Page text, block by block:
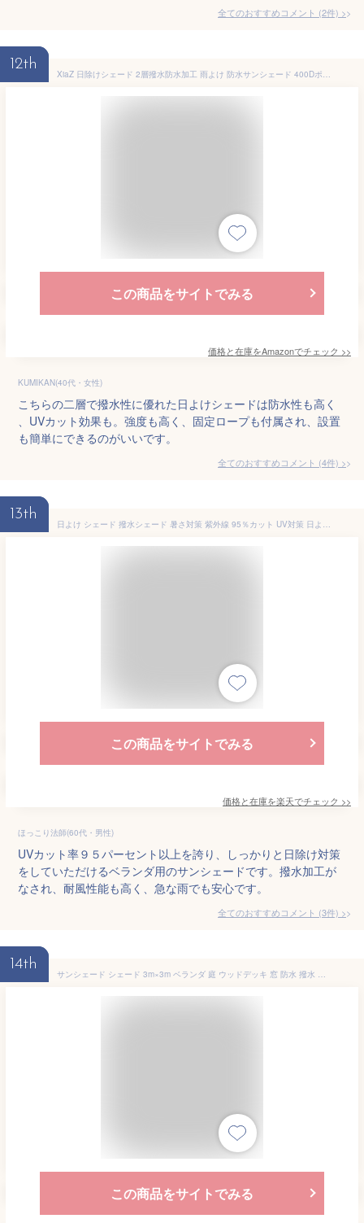
全てのおすすめコメント (2件) >
12th
XiaZ 日除けシェード 2層撥水防水加工 雨よけ 防水サンシェード 400Dポリエステル 強度UP PU塗装 接合部水漏れ防止 紫外線UVカット ベランダサンシェード オーニング 庭用タープ 撥水 シェード 屋外・庭先・クールシェード・廊下・庭下・デッキ ・キャンプ ・野外活動 簡単設置 固定ロープ 付属 モカ色2×2.5Mサイズ
この商品をサイトでみる
価格と在庫をAmazonでチェック >>
KUMIKAN(40代・女性)
こちらの二層で撥水性に優れた日よけシェードは防水性も高く
、UVカット効果も。強度も高く、固定ロープも付属され、設置
も簡単にできるのがいいです。
全てのおすすめコメント (4件) >
13th
日よけ シェード 撥水シェード 暑さ対策 紫外線 95％カット UV対策 日よけシェード おしゃれ スクリーン バルコニー オーニング 目隠し サンシェード 窓 ベランダ 1m 2m 3m 大きい 大型 日除け シェード 屋外 室内 37size 三角型 四角型 目隠しシェード 遮熱効果 雨よけ 庭
この商品をサイトでみる
価格と在庫を楽天でチェック >>
ほっこり法師(60代・男性)
UVカット率９５パーセント以上を誇り、しっかりと日除け対策
をしていただけるベランダ用のサンシェードです。撥水加工が
なされ、耐風性能も高く、急な雨でも安心です。
全てのおすすめコメント (3件) >
14th
サンシェード シェード 3m×3m ベランダ 庭 ウッドデッキ 窓 防水 撥水 大型 日よけ 日除け UVカット 雨よけ おしゃれ アイボリー アプリコット グレー グレージュ キャメル ブラウン
この商品をサイトでみる